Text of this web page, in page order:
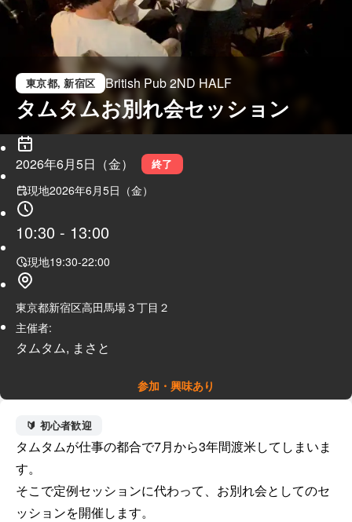
東京都, 新宿区 British Pub 2ND HALF
タムタムお別れ会セッション
2026年6月5日（金） 終了
現地2026年6月5日（金）
10:30 - 13:00
現地19:30-22:00
東京都新宿区高田馬場３丁目２
主催者:
タムタム, まさと
参加・興味あり
🔰 初心者歓迎
タムタムが仕事の都合で7月から3年間渡米してしまいま
す。
そこで定例セッションに代わって、お別れ会としてのセ
ッションを開催します。